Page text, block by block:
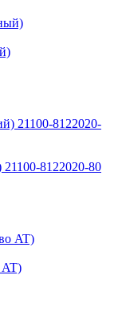
8122020-80
AT)